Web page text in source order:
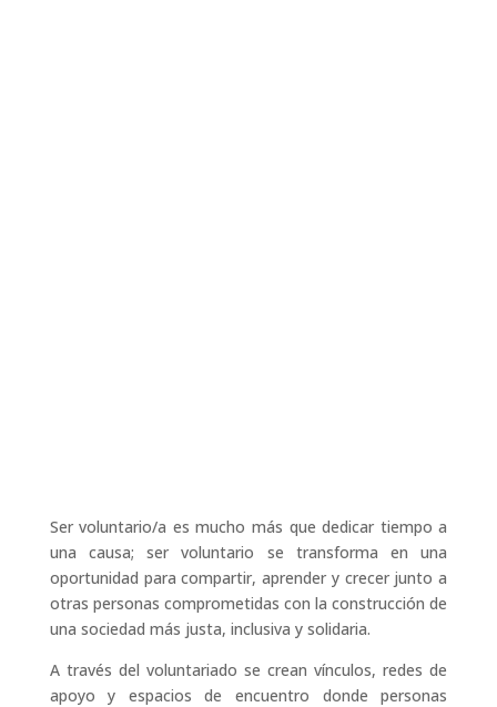
Ser voluntario/a es mucho más que dedicar tiempo a
una causa; ser voluntario se transforma en una
oportunidad para compartir, aprender y crecer junto a
otras personas comprometidas con la construcción de
una sociedad más justa, inclusiva y solidaria.
A través del voluntariado se crean vínculos, redes de
apoyo y espacios de encuentro donde personas